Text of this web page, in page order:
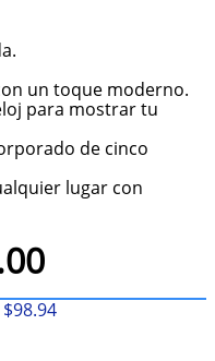
un toque moderno.
para mostrar tu
de cinco
lugar con
00
$98.94